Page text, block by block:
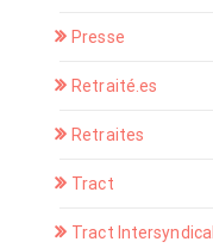
Presse
Retraité.es
Retraites
Tract
Tract Intersyndical